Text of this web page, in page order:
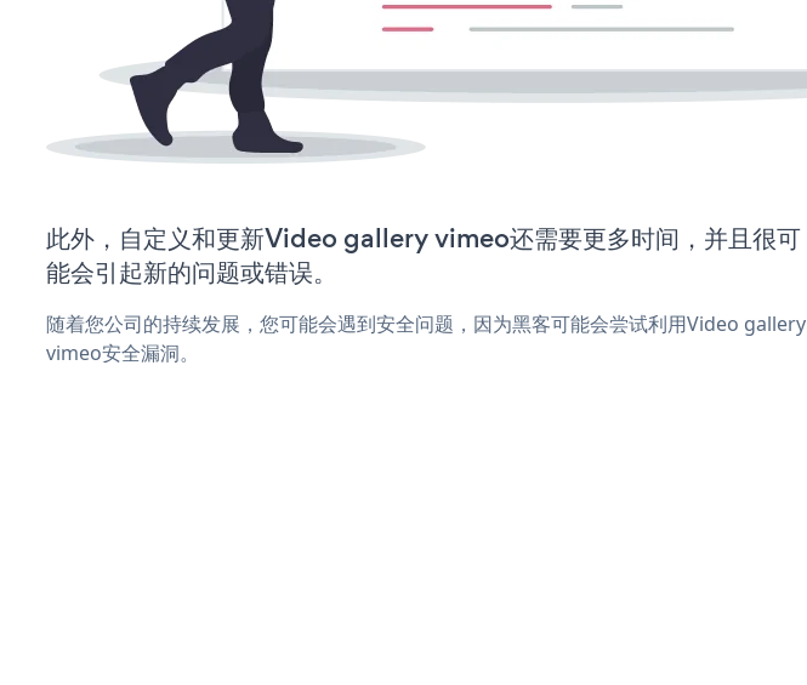
此外，自定义和更新Video gallery vimeo还需要更多时间，并且很可
能会引起新的问题或错误。
随着您公司的持续发展，您可能会遇到安全问题，因为黑客可能会尝试利用Video gallery
vimeo安全漏洞。